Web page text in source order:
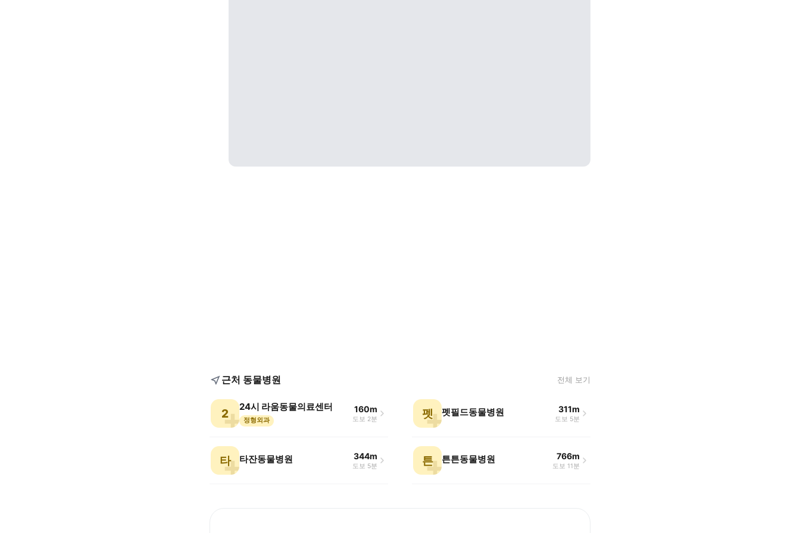
근처 동물병원 전체 보기
2
24시 라움동물의료센터
정형외과
160m
도보 2분 펫 펫필드동물병원 311m
도보 5분
타 타잔동물병원 344m
도보 5분 튼 튼튼동물병원 766m
도보 11분